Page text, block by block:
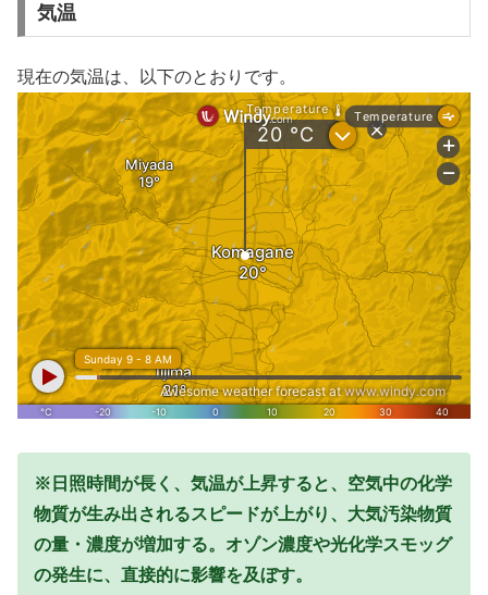
気温
現在の気温は、以下のとおりです。
※日照時間が長く、気温が上昇すると、空気中の化学
物質が生み出されるスピードが上がり、大気汚染物質
の量・濃度が増加する。オゾン濃度や光化学スモッグ
の発生に、直接的に影響を及ぼす。